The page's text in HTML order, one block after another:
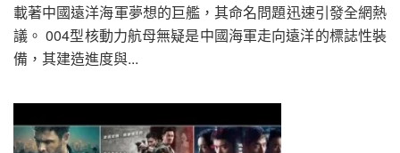
載著中國遠洋海軍夢想的巨艦，其命名問題迅速引發全網熱
議。 004型核動力航母無疑是中國海軍走向遠洋的標誌性裝
備，其建造進度與...